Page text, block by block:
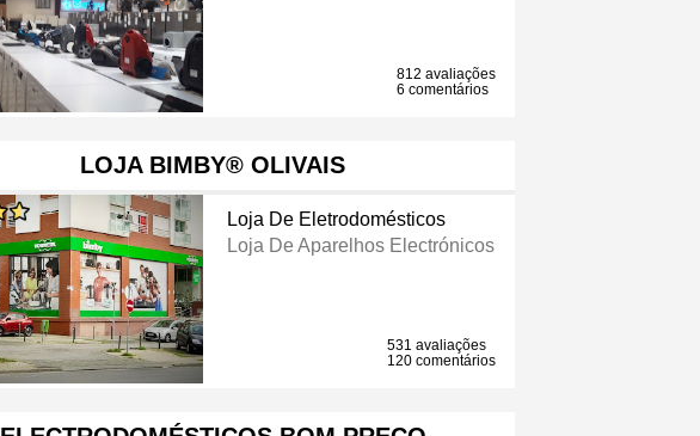
812 avaliações
6 comentários
LOJA BIMBY® OLIVAIS
Loja De Eletrodomésticos
Loja De Aparelhos Electrónicos
531 avaliações
120 comentários